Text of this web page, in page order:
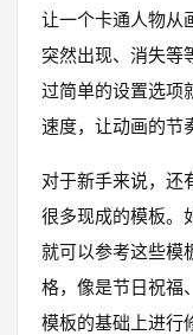
让一个卡通人物从
突然出现、消失等
过简单的设置选项
速度，让动画的节
对于新手来说，还
很多现成的模板。
就可以参考这些模
格，像是节日祝福
模板的基础上进行